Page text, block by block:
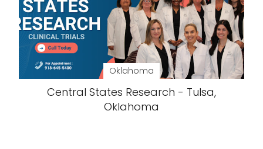
Oklahoma
Central States Research - Tulsa,
Oklahoma